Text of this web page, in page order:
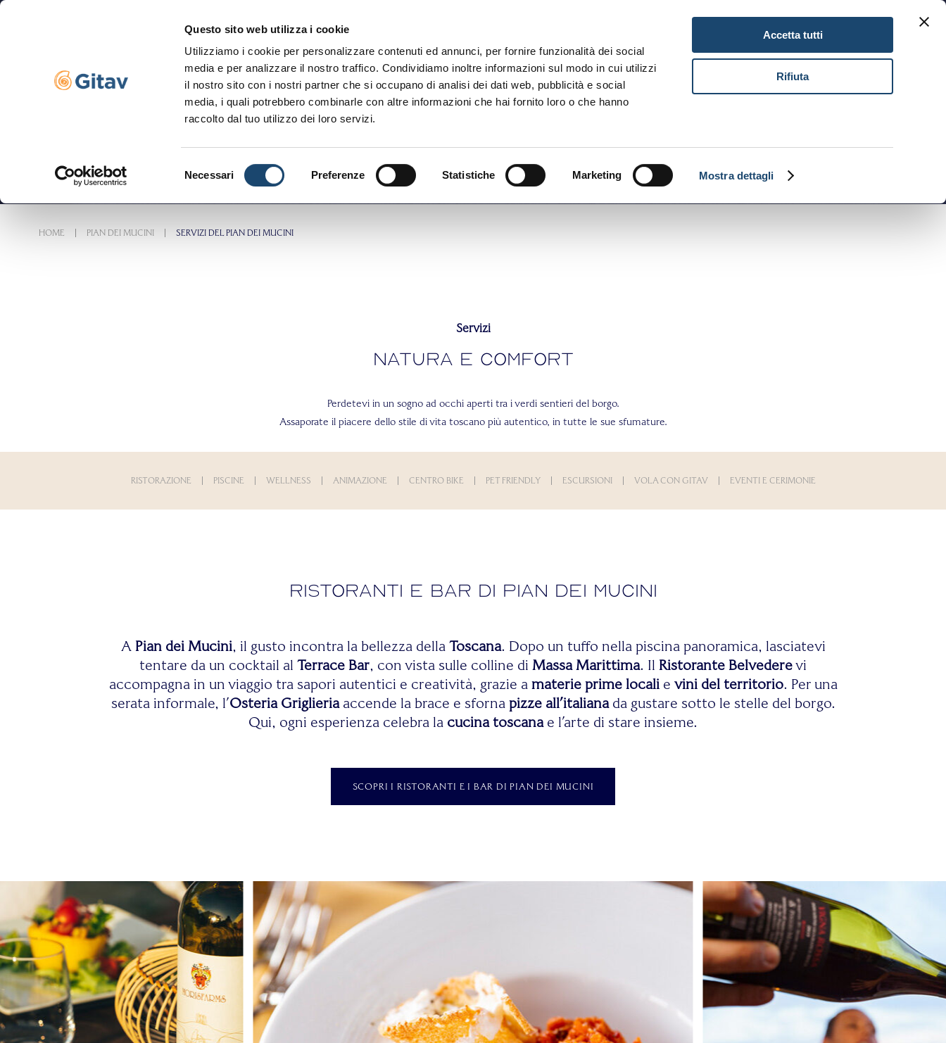
Questo sito web utilizza i cookie
Utilizziamo i cookie per personalizzare contenuti ed annunci, per fornire funzionalità dei social
media e per analizzare il nostro traffico. Condividiamo inoltre informazioni sul modo in cui utilizzi
il nostro sito con i nostri partner che si occupano di analisi dei dati web, pubblicità e social
media, i quali potrebbero combinarle con altre informazioni che hai fornito loro o che hanno
raccolto dal tuo utilizzo dei loro servizi.
del
Necessari Preferenze Statistiche Marketing Mostra dettagli
Accetta tutti
Rifiuta
NEWSLETTER GIFT CARD
Navigazione servizi PRENOTA
HOME PIAN DEI MUCINI SERVIZI DEL PIAN DEI MUCINI
Servizi
Natura e Comfort
Perdetevi in un sogno ad occhi aperti tra i verdi sentieri del borgo.
Assaporate il piacere dello stile di vita toscano più autentico, in tutte le sue sfumature.
RISTORAZIONE PISCINE WELLNESS ANIMAZIONE CENTRO BIKE PET FRIENDLY ESCURSIONI VOLA CON GITAV EVENTI E CERIMONIE
Ristoranti e bar di Pian dei Mucini
APian dei Mucini, il gusto incontra la bellezza della Toscana. Dopo un tuffo nella piscina panoramica, lasciatevi
tentare da un cocktail al Terrace Bar, con vista sulle colline di Massa Marittima. Il Ristorante Belvederevi
accompagna in un viaggio tra sapori autentici e creatività, grazie a materie prime localie vini del territorio. Per una
serata informale, l’Osteria Griglieriaaccende la brace e sforna pizze all’italianada gustare sotto le stelle del borgo.
Qui, ogni esperienza celebra la cucina toscanae l’arte di stare insieme.
SCOPRI I RISTORANTI E I BAR DI PIAN DEI MUCINI